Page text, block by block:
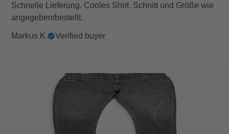
Schnelle Lieferung. Cooles Shirt. Schnitt und Größe wie
angegeben/bestellt.
Markus K. Verified buyer